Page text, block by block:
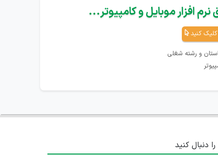
افزار موبایل و کامپیوتر...
کلیک کنید
و رشته شغلی
را دنبال کنید